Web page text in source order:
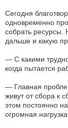
Сегодня
одновременно
собрать ресурсы.
дальше и какую
— С какими
когда пытается
— Главная
живут от сбора к
этом постоянно
огромная